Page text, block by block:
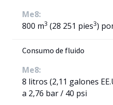
Me8:
800 m3 (28 251 pies3)
Consumo de fluido
Me8:
8 litros (2,11 galones
a 2,76 bar / 40 psi